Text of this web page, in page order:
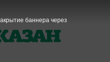
баннера через